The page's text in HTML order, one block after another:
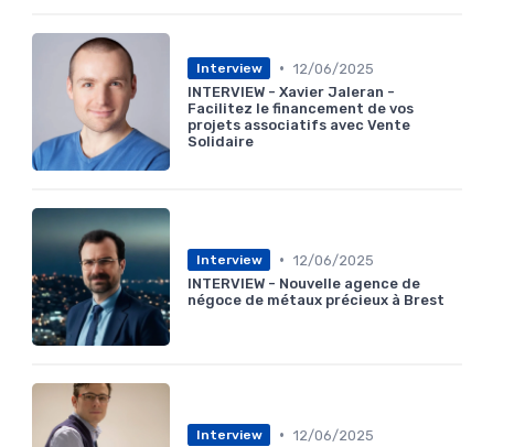
Interview • 12/06/2025
INTERVIEW - Xavier Jaleran -
Facilitez le financement de vos
projets associatifs avec Vente
Solidaire
Interview • 12/06/2025
INTERVIEW - Nouvelle agence de
négoce de métaux précieux à Brest
Interview • 12/06/2025